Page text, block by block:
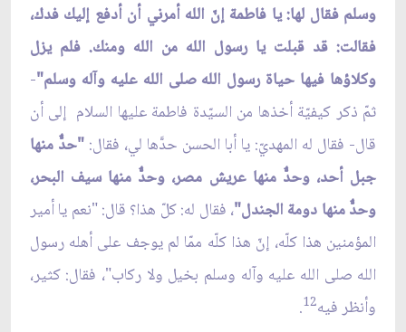
وسلم فقال لها: يا فاطمة إنّ الله أمرني أن أدفع إليك فدك،
فقالت: قد قبلت يا رسول الله من الله ومنك. فلم يزل
وكلاؤها فيها حياة رسول الله صلى الله عليه وآله وسلم"-
ثمّ ذكر كيفيّة أخذها من السيّدة فاطمة عليها السلام إلى أن
قال- فقال له المهديّ: يا أبا الحسن حدَّها لي، فقال: "حدٌّ منها
جبل أحد، وحدٌّ منها عريش مصر، وحدٌّ منها سيف البحر،
وحدٌّ منها دومة الجندل"، فقال له: كلّ هذا؟ قال: "نعم يا أمير
المؤمنين هذا كلّه، إنّ هذا كلّه ممّا لم يوجف على أهله رسول
الله صلى الله عليه وآله وسلم بخيل ولا ركاب"، فقال: كثير،
وأنظر فيه12
.